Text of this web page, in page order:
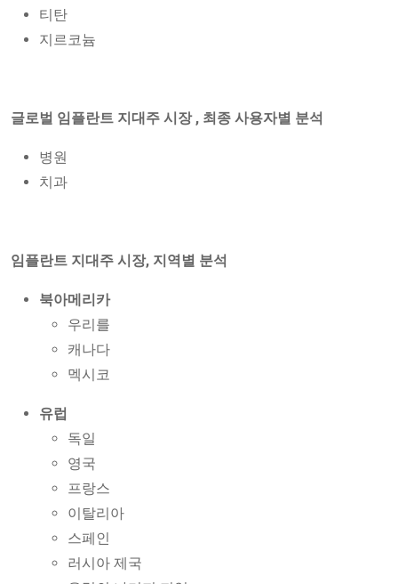
티탄
지르코늄
글로벌 임플란트 지대주 시장 , 최종 사용자별 분석
병원
치과
임플란트 지대주 시장, 지역별 분석
북아메리카
우리를
캐나다
멕시코
유럽
독일
영국
프랑스
이탈리아
스페인
러시아 제국